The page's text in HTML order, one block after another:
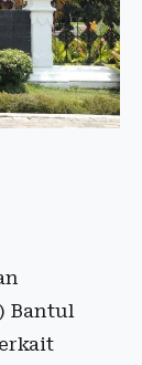
Bantul